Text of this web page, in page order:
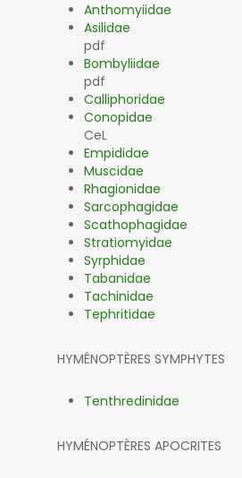
Anthomyiidae
3
Asilidae 1
pdf
Bombyliidae
1
pdf
Calliphoridae
4
Conopidae
1
CeL
Empididae
8
Muscidae
1
Rhagionidae
1
Sarcophagidae
2
Scathophagidae
1
Stratiomyidae
3
Syrphidae
11
Tabanidae
2
Tachinidae
2
Tephritidae 2
HYMÉNOPTÈRES SYMPHYTES
Tenthredinidae 7
HYMÉNOPTÈRES APOCRITES